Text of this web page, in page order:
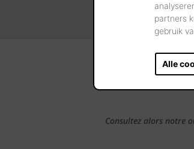
partners
gebruik
Alle
Consultez alors notre